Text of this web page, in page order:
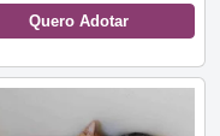
Quero Adotar